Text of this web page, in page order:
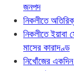
জনপদ
নিকলীতে
নিকলীতে ইয়াবা
মাসের কারাদণ্ড
নিখোঁজের একদিন